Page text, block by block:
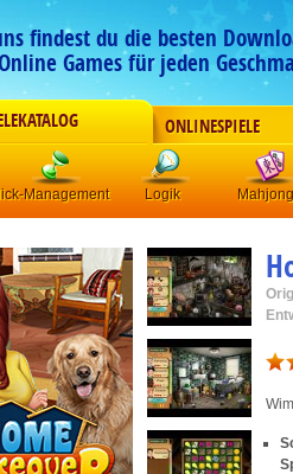
findest du die besten
Games für jeden
ONLINESPIELE
Management Logik Mahjong